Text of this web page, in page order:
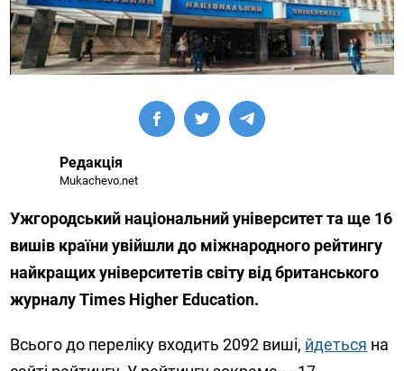
Редакція
Mukachevo.net
Ужгородський національний університет та ще 16
вишів країни увійшли до міжнародного рейтингу
найкращих університетів світу від британського
журналу Times Higher Education.
Всього до переліку входить 2092 виші, йдеться на